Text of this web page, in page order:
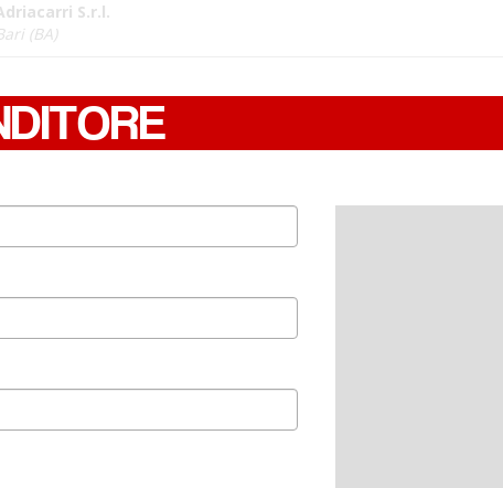
S.r.l.
(BA)